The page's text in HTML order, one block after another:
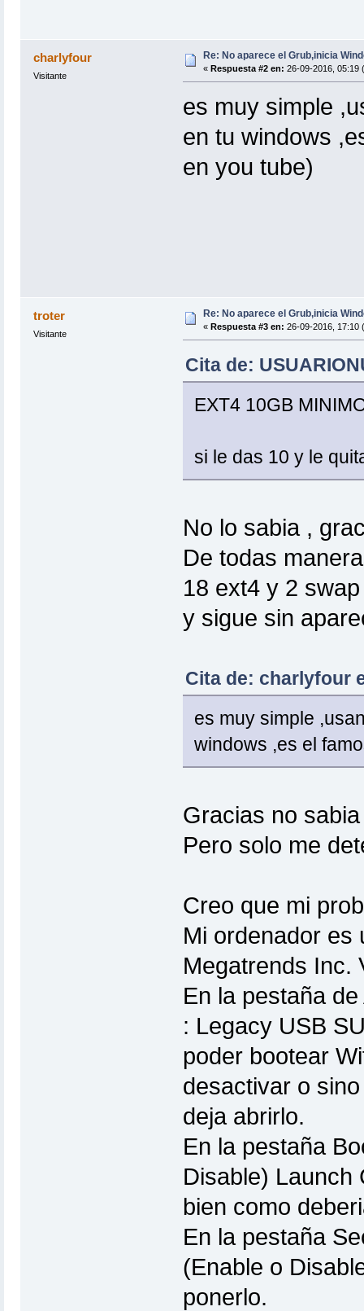
charlyfour
Visitante
Re: No aparece el Grub,inicia
« Respuesta #2 en: 26-09-2016, 05:19
es muy simple
en tu windows
en you tube)
troter
Visitante
Re: No aparece el Grub,inicia
« Respuesta #3 en: 26-09-2016, 17:10
Cita de:
EXT4 10GB
si le das 10 y le
No lo sabia ,
De todas
18 ext4 y 2 swap
y sigue sin
Cita de: charlyfour
es muy simple
windows ,es el
Gracias no
Pero solo me
Creo que mi
Mi ordenador es
Megatrends Inc.
En la pestaña
: Legacy USB
poder bootear
desactivar o
deja abrirlo.
En la pestaña
Disable) Launch
bien como
En la pestaña
(Enable o
ponerlo.